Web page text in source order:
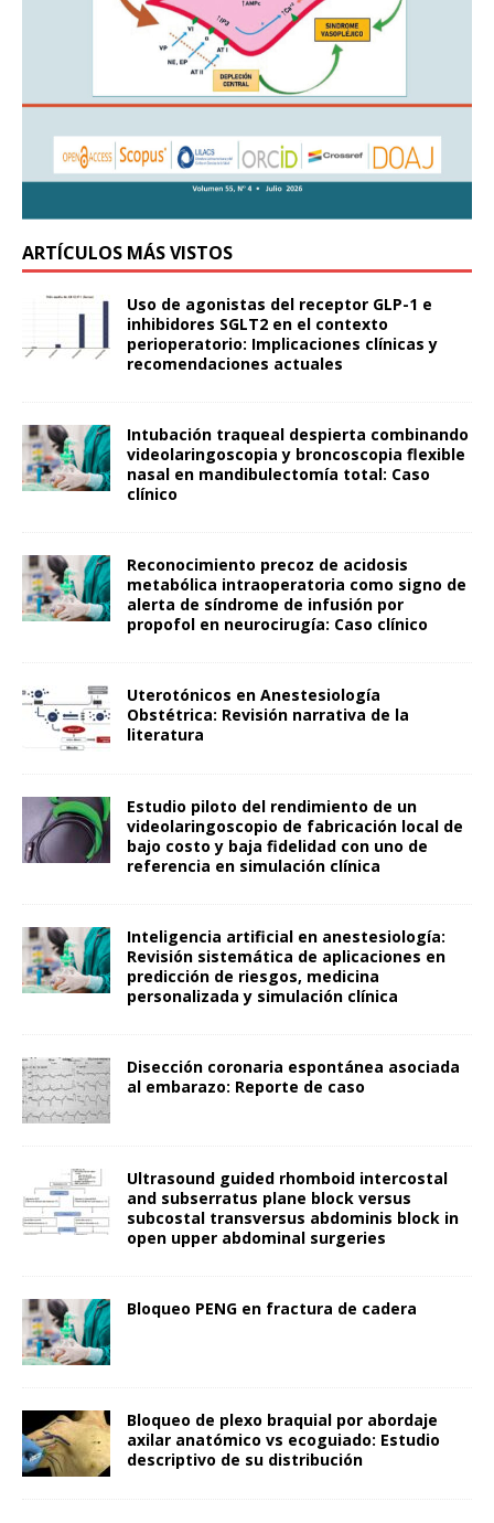
ARTÍCULOS MÁS VISTOS
Uso de agonistas del receptor GLP-1 e
inhibidores SGLT2 en el contexto
perioperatorio: Implicaciones clínicas y
recomendaciones actuales
Intubación traqueal despierta combinando
videolaringoscopia y broncoscopia flexible
nasal en mandibulectomía total: Caso
clínico
Reconocimiento precoz de acidosis
metabólica intraoperatoria como signo de
alerta de síndrome de infusión por
propofol en neurocirugía: Caso clínico
Uterotónicos en Anestesiología
Obstétrica: Revisión narrativa de la
literatura
Estudio piloto del rendimiento de un
videolaringoscopio de fabricación local de
bajo costo y baja fidelidad con uno de
referencia en simulación clínica
Inteligencia artificial en anestesiología:
Revisión sistemática de aplicaciones en
predicción de riesgos, medicina
personalizada y simulación clínica
Disección coronaria espontánea asociada
al embarazo: Reporte de caso
Ultrasound guided rhomboid intercostal
and subserratus plane block versus
subcostal transversus abdominis block in
open upper abdominal surgeries
Bloqueo PENG en fractura de cadera
Bloqueo de plexo braquial por abordaje
axilar anatómico vs ecoguiado: Estudio
descriptivo de su distribución